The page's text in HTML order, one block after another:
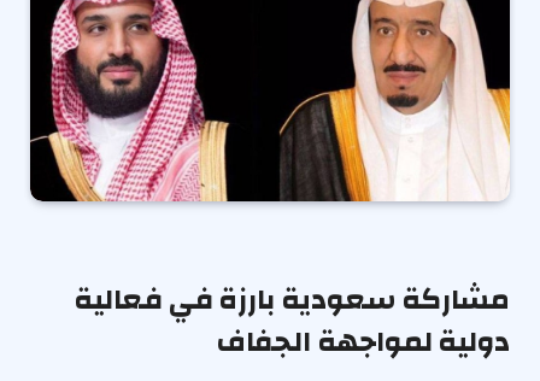
مشاركة سعودية بارزة في فعالية
دولية لمواجهة الجفاف